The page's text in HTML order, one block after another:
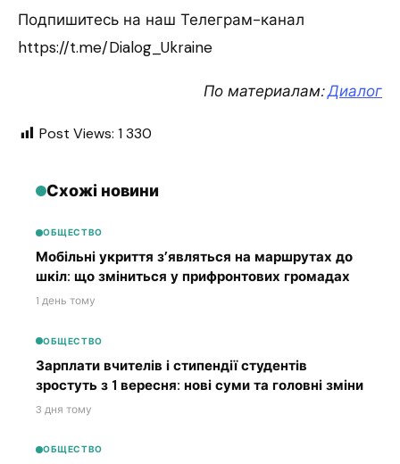
Подпишитесь на наш Телеграм-канал
https://t.me/Dialog_Ukraine
По материалам:Диалог
Post Views: 1 330
Схожі новини
ОБЩЕСТВО
Мобільні укриття з’являться на маршрутах до
шкіл: що зміниться у прифронтових громадах
1 день тому
ОБЩЕСТВО
Зарплати вчителів і стипендії студентів
зростуть з 1 вересня: нові суми та головні зміни
3 дня тому
ОБЩЕСТВО